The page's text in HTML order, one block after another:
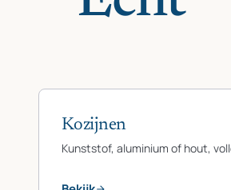
Kozijnen
Kunststof, aluminium of hout,